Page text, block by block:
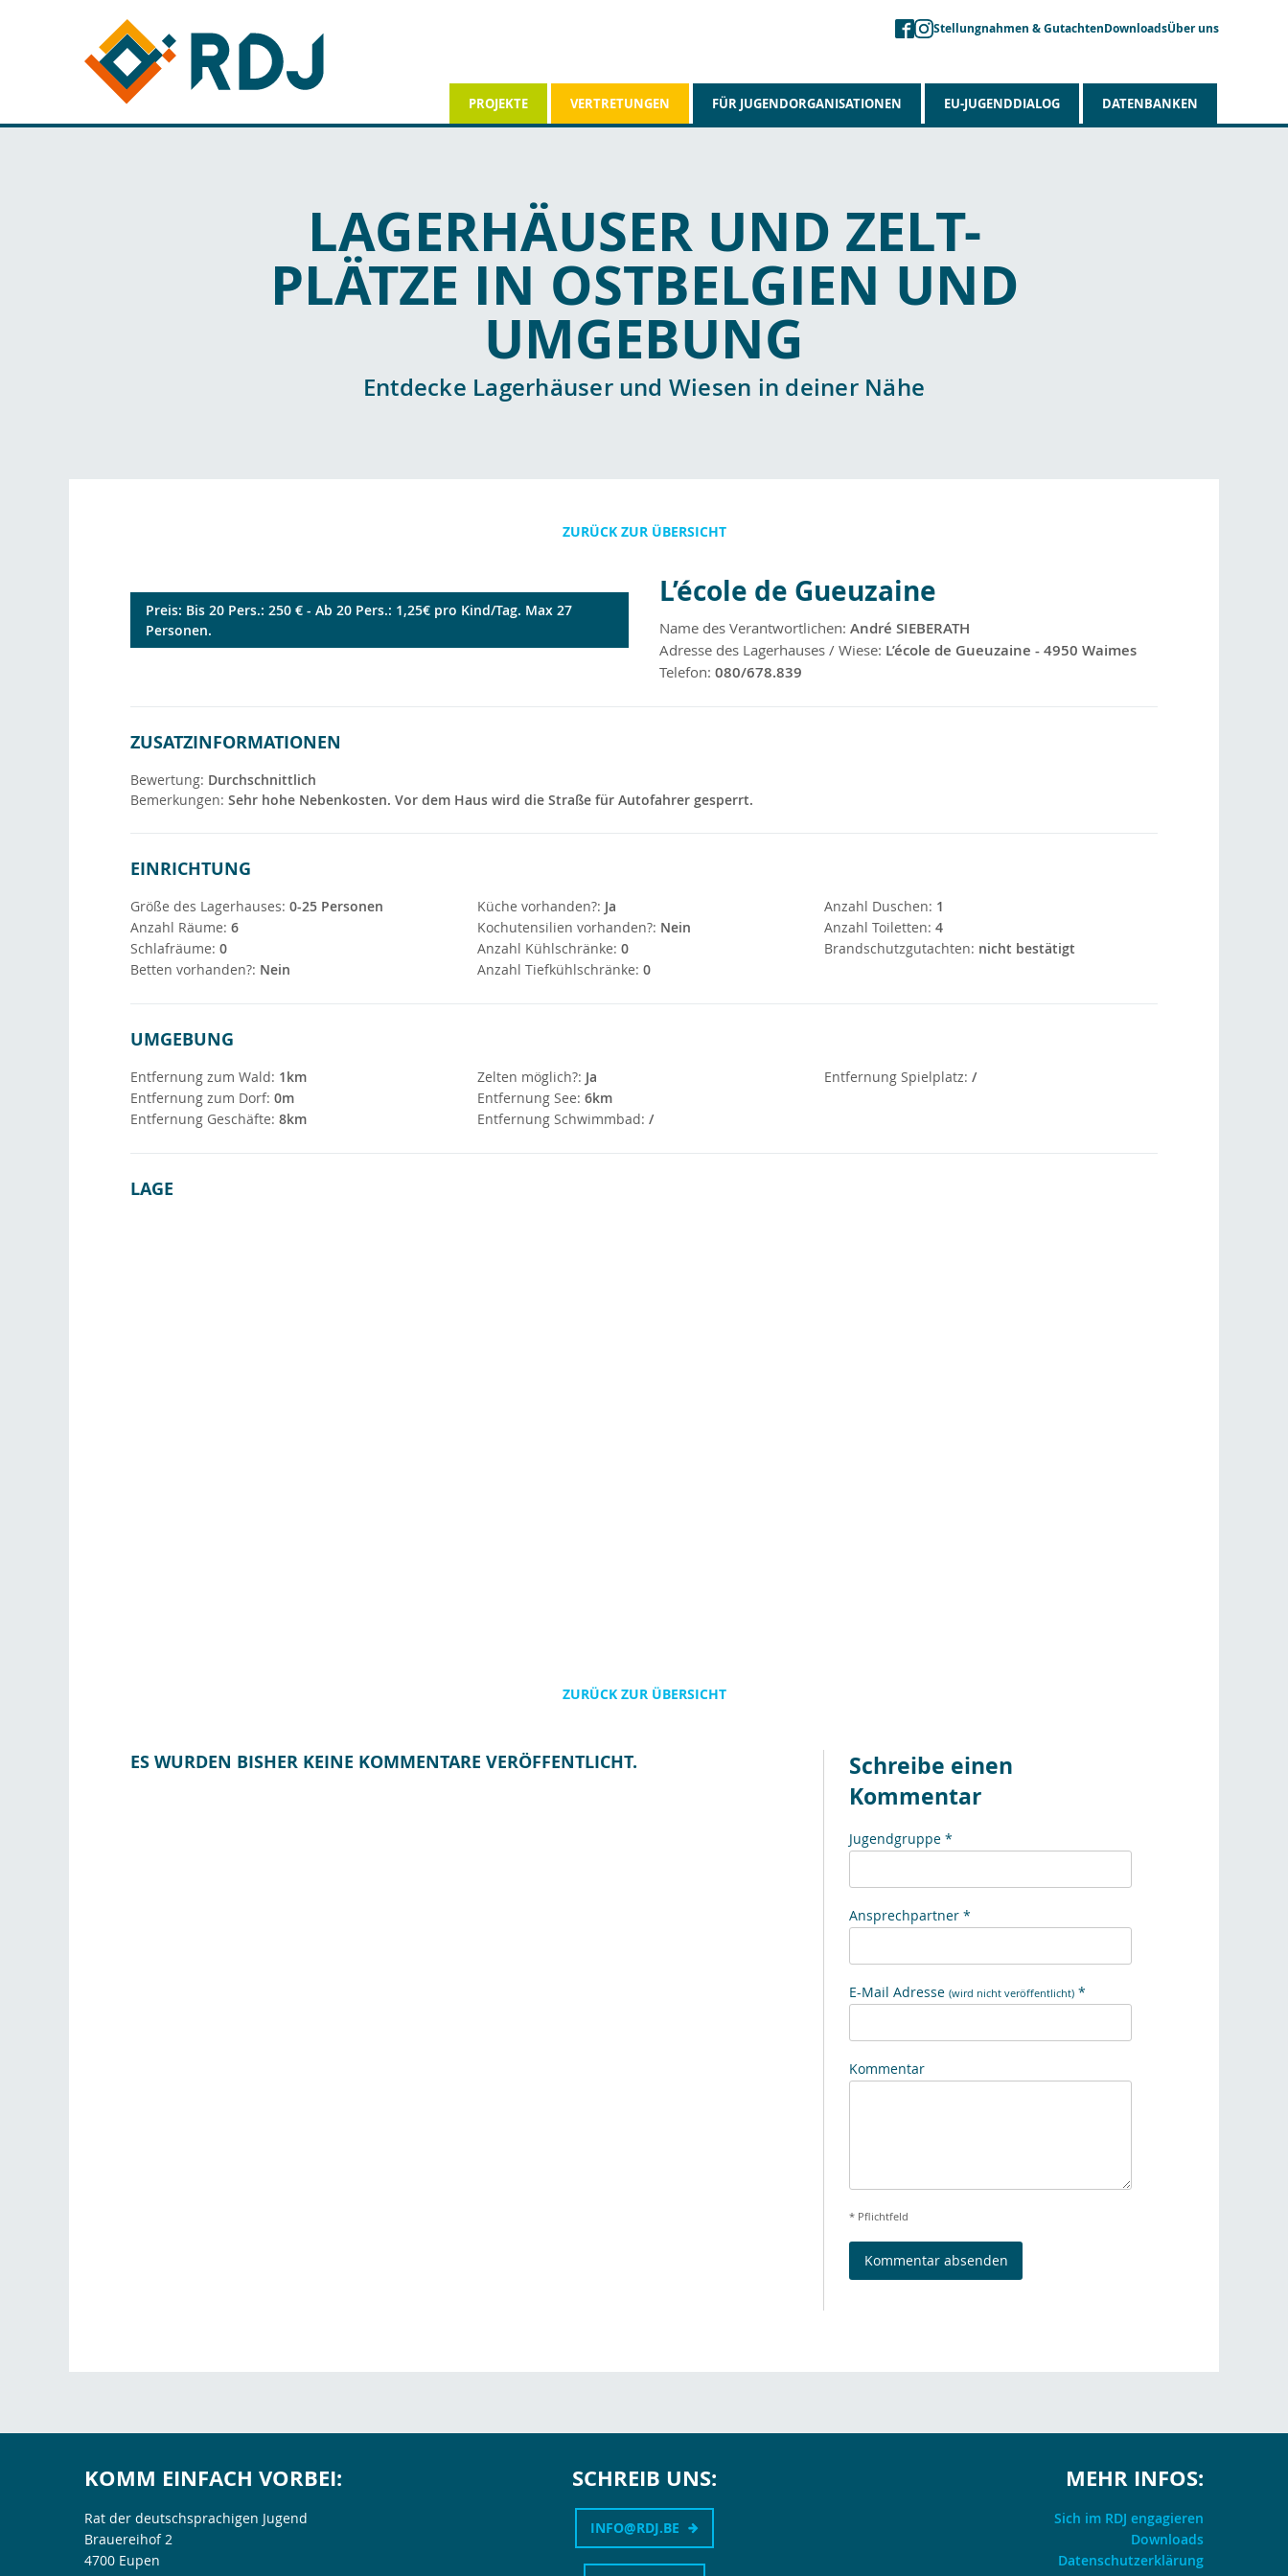
Stellungnahmen & GutachtenDownloadsÜber uns
PROJEKTE VERTRETUNGEN FÜR JUGENDORGANISATIONEN EU-JUGENDDIALOG DATENBANKEN
LAGERHÄUSER UND ZELT-
PLÄTZE IN OSTBELGIEN UND
UMGEBUNG
Entdecke Lagerhäuser und Wiesen in deiner Nähe
ZURÜCK ZUR ÜBERSICHT
Preis: Bis 20 Pers.: 250 € - Ab 20 Pers.: 1,25€ pro Kind/Tag. Max 27
Personen.
L’école de Gueuzaine
Name des Verantwortlichen: André SIEBERATH
Adresse des Lagerhauses / Wiese: L’école de Gueuzaine - 4950 Waimes
Telefon: 080/678.839
ZUSATZINFORMATIONEN
Bewertung: Durchschnittlich
Bemerkungen: Sehr hohe Nebenkosten. Vor dem Haus wird die Straße für Autofahrer gesperrt.
EINRICHTUNG
Größe des Lagerhauses: 0-25 Personen
Anzahl Räume: 6
Schlafräume: 0
Betten vorhanden?: Nein
Küche vorhanden?: Ja
Kochutensilien vorhanden?: Nein
Anzahl Kühlschränke: 0
Anzahl Tiefkühlschränke: 0
Anzahl Duschen: 1
Anzahl Toiletten: 4
Brandschutzgutachten: nicht bestätigt
UMGEBUNG
Entfernung zum Wald: 1km
Entfernung zum Dorf: 0m
Entfernung Geschäfte: 8km
Zelten möglich?: Ja
Entfernung See: 6km
Entfernung Schwimmbad: /
Entfernung Spielplatz: /
LAGE
ZURÜCK ZUR ÜBERSICHT
ES WURDEN BISHER KEINE KOMMENTARE VERÖFFENTLICHT.
Schreibe einen
Kommentar
Jugendgruppe *
Ansprechpartner *
E-Mail Adresse(wird nicht veröffentlicht) *
Kommentar
* Pflichtfeld
KOMM EINFACH VORBEI:
Rat der deutschsprachigen Jugend
Brauereihof 2
4700 Eupen
SCHREIB UNS:
INFO@RDJ.BE
MEHR INFOS:
Sich im RDJ engagieren
Downloads
Datenschutzerklärung